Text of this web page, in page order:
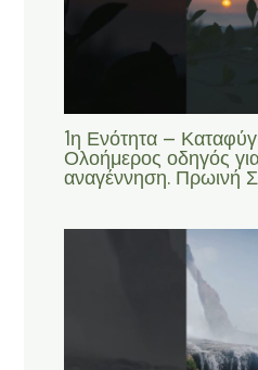
1η Ενότητα –
Ολοήμερος οδηγός
αναγέννηση. Πρωινή